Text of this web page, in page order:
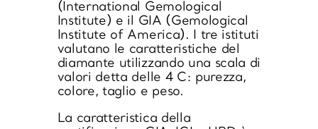
(International Gemological
Institute) e il GIA (Gemological
Institute of America). I tre istituti
valutano
le caratteristiche del
diamante utilizzando una scala di
valori detta delle 4 C: purezza,
colore, taglio e peso.
La caratteristica della